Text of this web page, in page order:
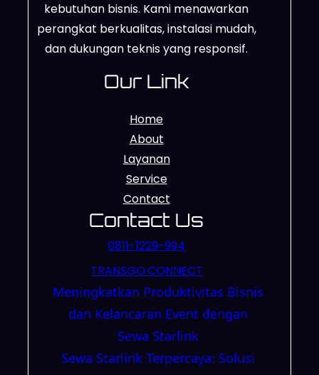
kebutuhan bisnis. Kami menawarkan
perangkat berkualitas, instalasi mudah,
dan dukungan teknis yang responsif.
Our Link
Home
About
Layanan
Service
Contact
Contact Us
0811-1229-994
TRANSGO.CONNECT
Meningkatkan Produktivitas Bisnis
dan Kelancaran Event dengan
Sewa Starlink
Sewa Starlink Terpercaya: Solusi